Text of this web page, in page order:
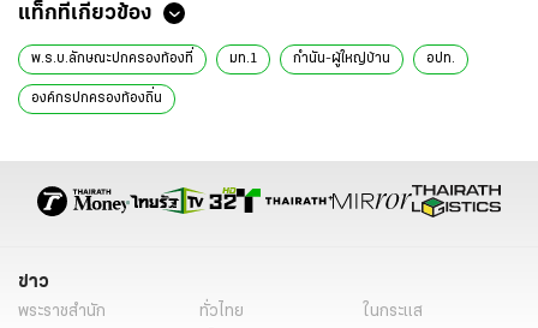
แท็กที่เกี่ยวข้อง
พ.ร.บ.ลักษณะปกครองท้องที่ มท.1 กำนัน-ผู้ใหญ่บ้าน อปท.
องค์กรปกครองท้องถิ่น
ข่าว
พระราชสำนัก ทั่วไทย
ในกระแส